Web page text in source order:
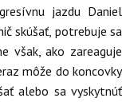
jazdu Daniel
skúšať, potrebuje sa
však, ako zareaguje
môže do koncovky
alebo sa vyskytnúť